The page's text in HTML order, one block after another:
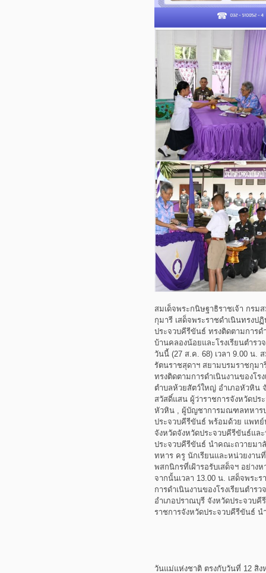
สมเด็จพระกนิษฐาธิราชเจ้า กรม
กุมารี เสด็จพระราชดำเนินทรง
ประจวบคีรีขันธ์ ทรงติดตามการด
บ้านคลองน้อยและโรงเรียนตำรว
วันนี้ (27 ส.ค. 68) เวลา 9.00 น.
รัตนราชสุดาฯ สยามบรมราชกุม
ทรงติดตามการดำเนินงานของโร
ตำบลห้วยสัตว์ใหญ่ อำเภอหัวหิน
สวัสดิ์แสน ผู้ว่าราชการจังหวัดป
หัวหิน , ผู้บัญชาการมณฑลทหารบ
ประจวบคีรีขันธ์ พร้อมด้วย แพท
จังหวัดจังหวัดประจวบคีรีขันธ์แล
ประจวบคีรีขันธ์ นำคณะถวายมา
ทหาร ครู นักเรียนและหน่วยงาน
พสกนิกรที่เฝ้ารอรับเสด็จฯ อย่าง
จากนั้นเวลา 13.00 น. เสด็จพระ
การดำเนินงานของโรงเรียนตำร
อำเภอปราณบุรี จังหวัดประจวบ
ราชการจังหวัดประจวบคีรีขันธ์ น
วันแม่แห่งชาติ ตรงกับวันที่ 12 สิ